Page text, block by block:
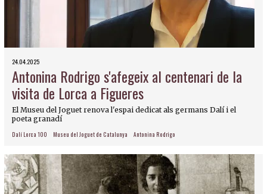
24.04.2025
Antonina Rodrigo s'afegeix al centenari de la
visita de Lorca a Figueres
El Museu del Joguet renova l'espai dedicat als germans Dalí i el
poeta granadí
Dalí Lorca 100 Museu del Joguet de Catalunya Antonina Rodrigo